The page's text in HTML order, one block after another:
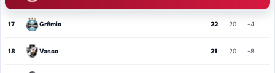
17 Grêmio 22 20 -4
18 Vasco 21 20 -8